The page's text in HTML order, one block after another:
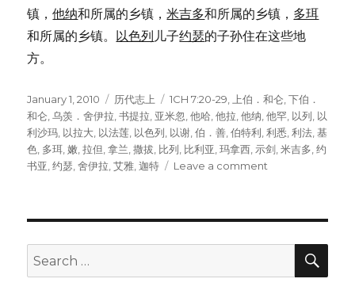
镇，他纳和所属的乡镇，米吉多和所属的乡镇， 多珥
和所属的乡镇。 以色列 儿子约瑟的子孙住在这些地
方。
Posted
on
January 1, 2010 Categories
历代志上 Tags
1CH 7:20-29 上伯．和仑 ,下伯．
和仑 ,乌羡．舍伊拉 ,书提拉 亚米忽 ,他哈 ,他拉 ,他纳 ,他罕 以列 以
利沙玛 以拉大 以法莲 以色列 以谢 ,伯．善 ,伯特利 ,利悉 ,利法 ,基
色 多珥 ,嫩 ,拉但 ,拿兰 ,撒拔 比列 比利亚 ,玛拿西 示剑 ,米吉多 ,约
书亚 ,约瑟 ,舍伊拉 ,艾雅 ,迦特 Leave a comment
后
Search
for: